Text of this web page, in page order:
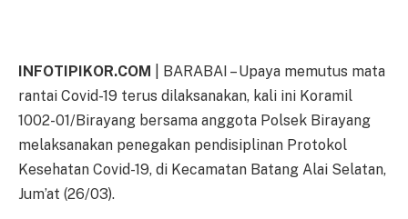
INFOTIPIKOR.COM
| BARABAI – Upaya memutus mata
rantai Covid-19 terus dilaksanakan, kali ini Koramil
1002-01/Birayang bersama anggota Polsek Birayang
melaksanakan penegakan pendisiplinan Protokol
Kesehatan Covid-19, di Kecamatan Batang Alai Selatan,
Jum’at (26/03).